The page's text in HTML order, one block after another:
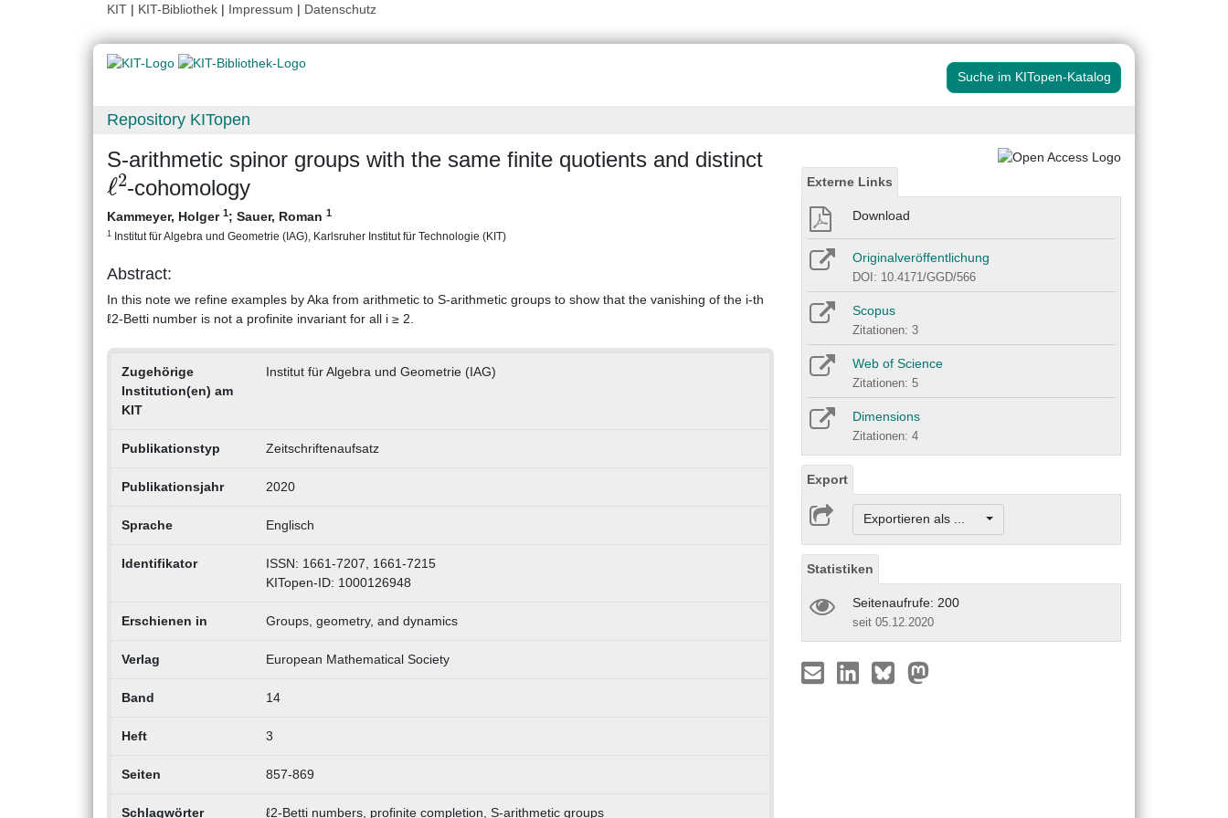
KIT | KIT-Bibliothek | Impressum | Datenschutz
Suche im KITopen-Katalog
Repository KITopen
S-arithmetic spinor groups with the same finite quotients and distinct
ℓ2
-cohomology
Kammeyer, Holger 1; Sauer, Roman 1
1 Institut für Algebra und Geometrie (IAG), Karlsruher Institut für Technologie (KIT)
Abstract:
In this note we refine examples by Aka from arithmetic to S-arithmetic groups to show that the vanishing of the i-th
ℓ2-Betti number is not a profinite invariant for all i ≥ 2.
Zugehörige
Institution(en) am
KIT
Institut für Algebra und Geometrie (IAG)
Publikationstyp Zeitschriftenaufsatz
Publikationsjahr 2020
Sprache Englisch
Identifikator
ISSN: 1661-7207, 1661-7215
KITopen-ID: 1000126948
Erschienen in Groups, geometry, and dynamics
Verlag European Mathematical Society
Band 14
Heft 3
Seiten 857-869
Schlagwörter ℓ2-Betti numbers, profinite completion, S-arithmetic groups
Externe Links
Download
Originalveröffentlichung
DOI: 10.4171/GGD/566
Scopus
Zitationen: 3
Web of Science
Zitationen: 5
Dimensions
Zitationen: 4
Export
Exportieren als ...
Statistiken
Seitenaufrufe: 200
seit 05.12.2020